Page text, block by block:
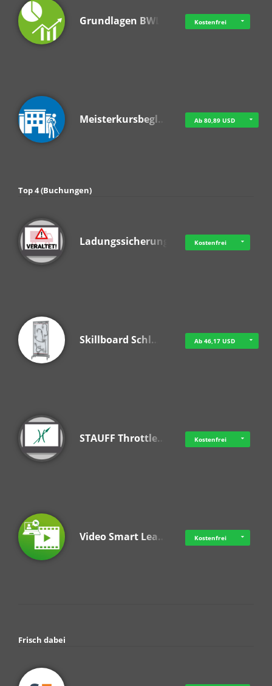
Grundlagen BWL Kostenfrei
Meisterkursbegl… Ab 80,89 USD
Top 4 (Buchungen)
Ladungssicherung Kostenfrei
Skillboard Schl… Ab 46,17 USD
STAUFF Throttle… Kostenfrei
Video Smart Lea… Kostenfrei
Frisch dabei